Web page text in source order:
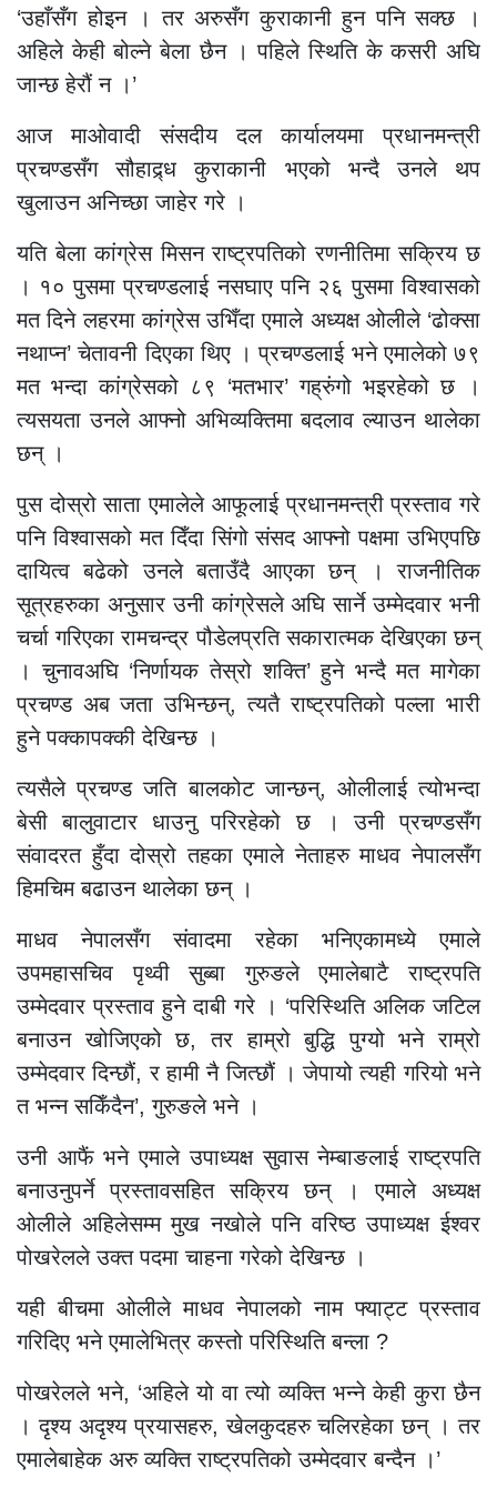
‘उहाँसँग होइन । तर अरुसँग कुराकानी हुन पनि सक्छ ।
अहिले केही बोल्ने बेला छैन । पहिले स्थिति के कसरी अघि
जान्छ हेरौं न ।’
आज माओवादी संसदीय दल कार्यालयमा प्रधानमन्त्री
प्रचण्डसँग सौहाद्र्ध कुराकानी भएको भन्दै उनले थप
खुलाउन अनिच्छा जाहेर गरे ।
यति बेला कांग्रेस मिसन राष्ट्रपतिको रणनीतिमा सक्रिय छ
। १० पुसमा प्रचण्डलाई नसघाए पनि २६ पुसमा विश्वासको
मत दिने लहरमा कांग्रेस उभिँदा एमाले अध्यक्ष ओलीले ‘ढोक्सा
नथाप्न’ चेतावनी दिएका थिए । प्रचण्डलाई भने एमालेको ७९
मत भन्दा कांग्रेसको ८९ ‘मतभार’ गह्रुंगो भइरहेको छ ।
त्यसयता उनले आफ्नो अभिव्यक्तिमा बदलाव ल्याउन थालेका
छन् ।
पुस दोस्रो साता एमालेले आफूलाई प्रधानमन्त्री प्रस्ताव गरे
पनि विश्वासको मत दिँदा सिंगो संसद आफ्नो पक्षमा उभिएपछि
दायित्व बढेको उनले बताउँदै आएका छन् । राजनीतिक
सूत्रहरुका अनुसार उनी कांग्रेसले अघि सार्ने उम्मेदवार भनी
चर्चा गरिएका रामचन्द्र पौडेलप्रति सकारात्मक देखिएका छन्
। चुनावअघि ‘निर्णायक तेस्रो शक्ति’ हुने भन्दै मत मागेका
प्रचण्ड अब जता उभिन्छन्, त्यतै राष्ट्रपतिको पल्ला भारी
हुने पक्कापक्की देखिन्छ ।
त्यसैले प्रचण्ड जति बालकोट जान्छन्, ओलीलाई त्योभन्दा
बेसी बालुवाटार धाउनु परिरहेको छ । उनी प्रचण्डसँग
संवादरत हुँदा दोस्रो तहका एमाले नेताहरु माधव नेपालसँग
हिमचिम बढाउन थालेका छन् ।
माधव नेपालसँग संवादमा रहेका भनिएकामध्ये एमाले
उपमहासचिव पृथ्वी सुब्बा गुरुङले एमालेबाटै राष्ट्रपति
उम्मेदवार प्रस्ताव हुने दाबी गरे । ‘परिस्थिति अलिक जटिल
बनाउन खोजिएको छ, तर हाम्रो बुद्धि पुग्यो भने राम्रो
उम्मेदवार दिन्छौं, र हामी नै जित्छौं । जेपायो त्यही गरियो भने
त भन्न सकिँदैन’, गुरुङले भने ।
उनी आफैं भने एमाले उपाध्यक्ष सुवास नेम्बाङलाई राष्ट्रपति
बनाउनुपर्ने प्रस्तावसहित सक्रिय छन् । एमाले अध्यक्ष
ओलीले अहिलेसम्म मुख नखोले पनि वरिष्ठ उपाध्यक्ष ईश्वर
पोखरेलले उक्त पदमा चाहना गरेको देखिन्छ ।
यही बीचमा ओलीले माधव नेपालको नाम फ्याट्ट प्रस्ताव
गरिदिए भने एमालेभित्र कस्तो परिस्थिति बन्ला ?
पोखरेलले भने, ‘अहिले यो वा त्यो व्यक्ति भन्ने केही कुरा छैन
। दृश्य अदृश्य प्रयासहरु, खेलकुदहरु चलिरहेका छन् । तर
एमालेबाहेक अरु व्यक्ति राष्ट्रपतिको उम्मेदवार बन्दैन ।’